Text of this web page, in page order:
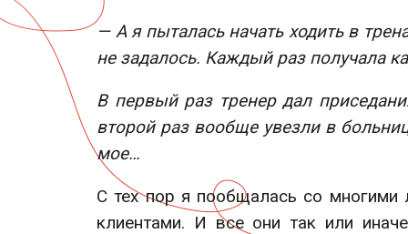
— А я пыталась начать ходить в
не задалось. Каждый раз получала
В первый раз тренер дал
второй раз вообще увезли в
мое…
С тех пор я пообщалась со
клиентами. И все они так или